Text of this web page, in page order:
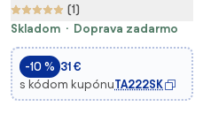
(1)
Skladom
Doprava zadarmo
-10 % 31 €
s kódom kupónuTA222SK